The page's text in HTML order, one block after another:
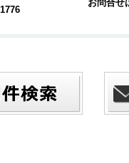
お問合せ